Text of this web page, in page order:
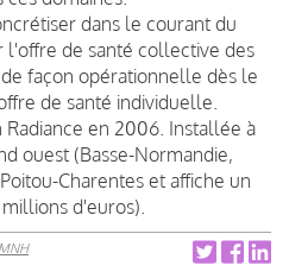
dans le courant du
l'offre de santé collective des
façon opérationnelle dès le
de santé individuelle.
en 2006. Installée à
ouest (Basse-Normandie,
Charentes et affiche un
d'euros).
MNH